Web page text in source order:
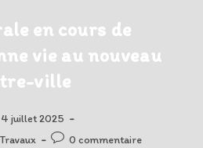
en cours de
vie au nouveau
ville
4 juillet 2025
Travaux
Post0 commentaire